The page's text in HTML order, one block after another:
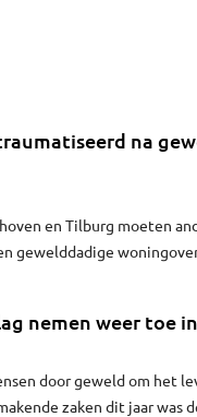
na
en Tilburg moeten
gewelddadige
nemen weer toe
door geweld om het
zaken dit jaar was